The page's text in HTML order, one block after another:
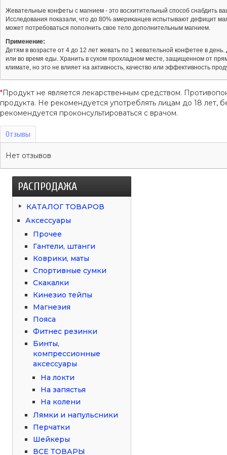
Жевательные конфеты с магнием - это восхитительный способ снабдить
Исследования показали, что до 80% американцев испытывают дефицит
может потребоваться пополнить свое тело дополнительным магнием.
Применение:
Детям в возрасте от 4 до 12 лет жевать по 1 жевательной конфетее в
или во время еды. Хранить в сухом прохладном месте, защищенном от
климате, но это не влияет на активность, качество или эффективность
*Продукт не является лекарственным средством.
продукта. Не рекомендуется употреблять лицам до 18
рекомендуется проконсультироваться с врачом.
Отзывы
Нет отзывов
РАСПРОДАЖА
КАТАЛОГ ТОВАРОВ
Аксессуары
Прочее
Гантели, штанги
Коврики, маты
Спортивные сумки
Скакалки
Кинезио тейпы
Магнезия
Пояса
Фитнес резинки
Бинты,
компрессионные
аксессуары
На локти
На запястья
На колени
Лямки и напульсники
Перчатки
Шейкеры
ВСЕ ТОВАРЫ